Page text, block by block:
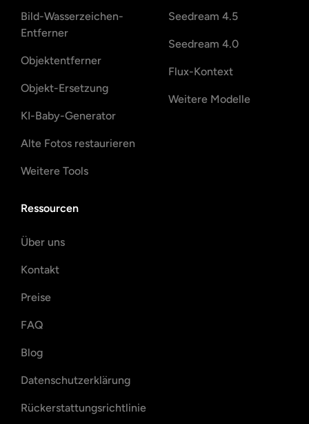
Bild-Wasserzeichen-
Entferner
Objektentferner
Objekt-Ersetzung
KI-Baby-Generator
Alte Fotos restaurieren
Weitere Tools
Seedream 4.5
Seedream 4.0
Flux-Kontext
Weitere Modelle
Ressourcen
Über uns
Kontakt
Preise
FAQ
Blog
Datenschutzerklärung
Rückerstattungsrichtlinie